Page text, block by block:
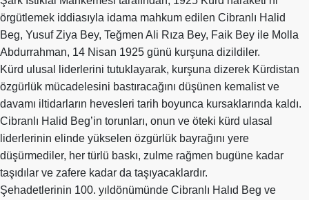
Meclisi
İl
Örgütleri
Gençlik
Kolları
GÜNDEM
Basından
Basın
Açıklamaları
örgütlemek iddiasıyla idama mahkum edilen Cibranlı Halid
Beg, Yusuf Ziya Bey, Teğmen Ali Rıza Bey, Faik Bey ile Molla
Abdurrahman, 14 Nisan 1925 günü kurşuna dizildiler.
Kürd ulusal liderlerini tutuklayarak, kurşuna dizerek Kürdistan
özgürlük mücadelesini bastıracağını düşünen kemalist ve
davamı iltidarların hevesleri tarih boyunca kursaklarında kaldı.
Cibranlı Halid Beg’in torunları, onun ve öteki kürd ulasal
liderlerinin elinde yükselen özgürlük bayrağını yere
düşürmediler, her türlü baskı, zulme rağmen bugüne kadar
taşıdılar ve zafere kadar da taşıyacaklardır.
Şehadetlerinin 100. yıldönümünde Cibranlı Halıd Beg ve